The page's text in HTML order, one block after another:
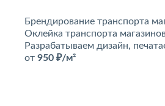
Брендирование транспорта
Оклейка транспорта
Разрабатываем дизайн,
от 950 ₽/м²